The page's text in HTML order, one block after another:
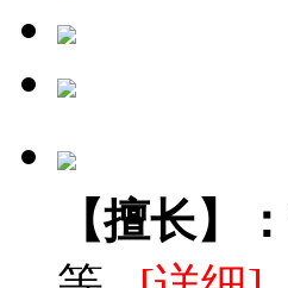
【擅长】：